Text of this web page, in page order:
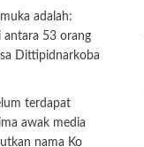
adalah:
antara 53 orang
Dittipidnarkoba
terdapat
awak media
nama Ko